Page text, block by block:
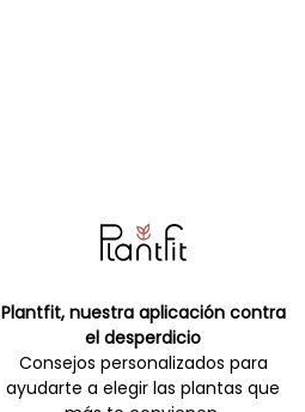
Plantfit, nuestra aplicación contra
el desperdicio
Consejos personalizados para
ayudarte a elegir las plantas que